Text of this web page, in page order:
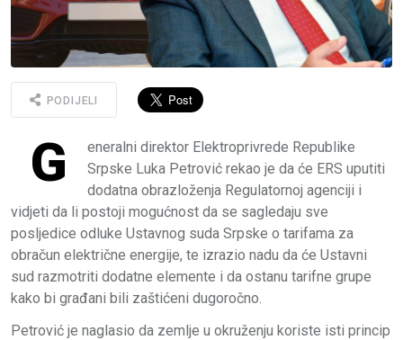
PODIJELI
G
eneralni direktor Elektroprivrede Republike
Srpske Luka Petrović rekao je da će ERS uputiti
dodatna obrazloženja Regulatornoj agenciji i
vidjeti da li postoji mogućnost da se sagledaju sve
posljedice odluke Ustavnog suda Srpske o tarifama za
obračun električne energije, te izrazio nadu da će Ustavni
sud razmotriti dodatne elemente i da ostanu tarifne grupe
kako bi građani bili zaštićeni dugoročno.
Petrović je naglasio da zemlje u okruženju koriste isti princip